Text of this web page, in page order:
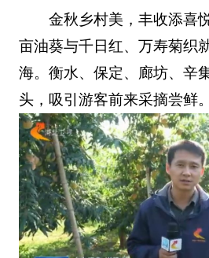
金秋乡村美，丰收添喜
亩油葵与千日红、万寿菊织
海。衡水、保定、廊坊、辛
头，吸引游客前来采摘尝鲜。